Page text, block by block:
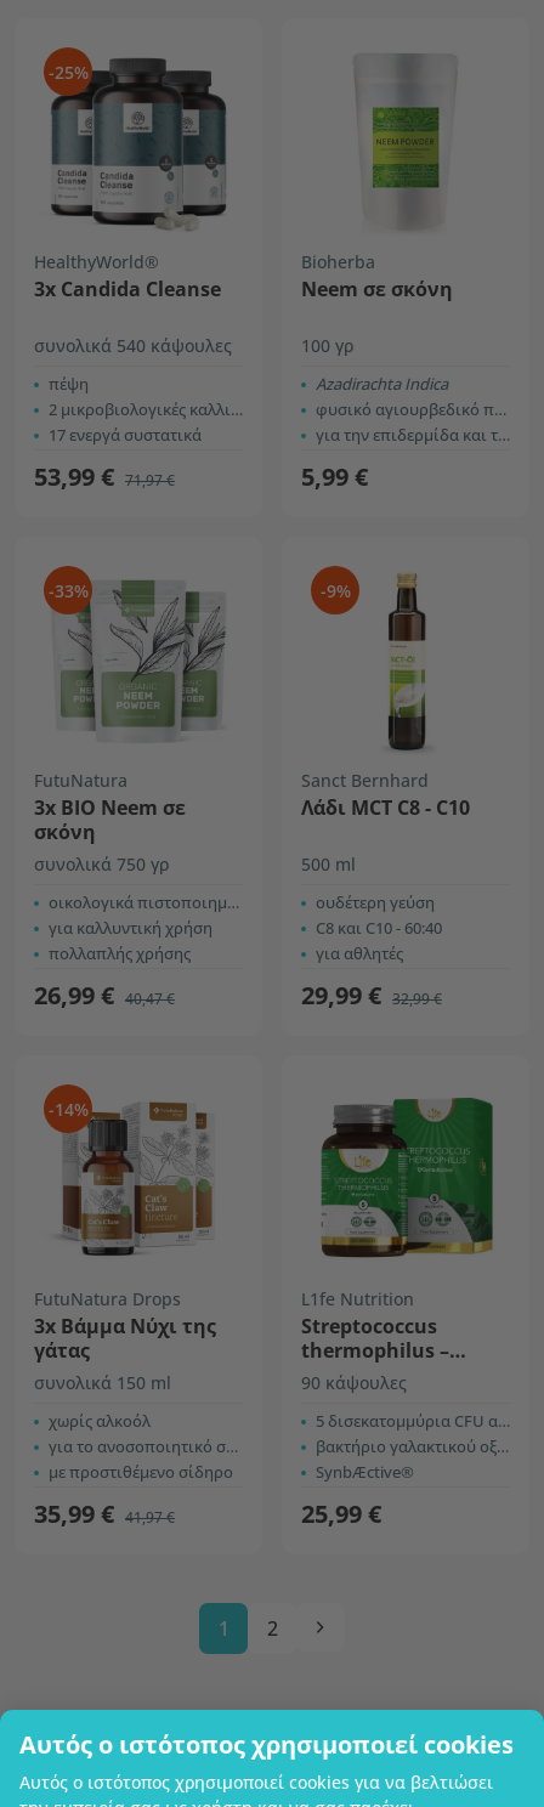
Αυτός ο ιστότοπος χρησιμοποιεί cookies
Αυτός ο ιστότοπος χρησιμοποιεί cookies για να βελτιώσει
-25%
HealthyWorld®
3x Candida Cleanse
συνολικά 540 κάψουλες
πέψη
2 μικροβιολογικές καλλιέργειες
17 ενεργά συστατικά
53,99 € 71,97 €
Bioherba
Neem σε σκόνη
100 γρ
Azadirachta Indica
φυσικό αγιουρβεδικό προϊόν
για την επιδερμίδα και τα μαλλιά
5,99 €
-33%
FutuNatura
3x ΒΙΟ Neem σε
σκόνη
συνολικά 750 γρ
οικολογικά πιστοποιημένο
για καλλυντική χρήση
πολλαπλής χρήσης
26,99 € 40,47 €
-9%
Sanct Bernhard
Λάδι MCT C8 - C10
500 ml
ουδέτερη γεύση
C8 και C10 - 60:40
για αθλητές
29,99 € 32,99 €
-14%
FutuNatura Drops
3x Βάμμα Νύχι της
γάτας
συνολικά 150 ml
χωρίς αλκοόλ
για το ανοσοποιητικό σύστημα
με προστιθέμενο σίδηρο
35,99 € 41,97 €
L1fe Nutrition
Streptococcus
thermophilus –
μικροβιακή
καλλιέργεια
90 κάψουλες
5 δισεκατομμύρια CFU ανά κάψουλα
βακτήριο γαλακτικού οξέος
SynbÆctive®
25,99 €
1 2
Επωνυμία επιχείρησης